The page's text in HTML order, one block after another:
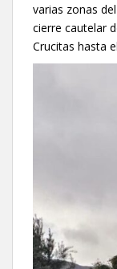
varias zonas
cierre cautelar
Crucitas hasta